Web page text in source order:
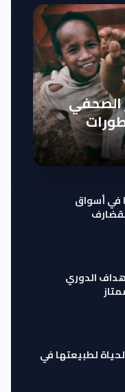
الصحفي
في أسواق
الدوري
لطبيعتها في